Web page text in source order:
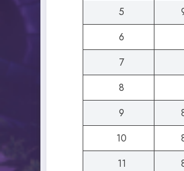
5
6
7
8
9
10
11